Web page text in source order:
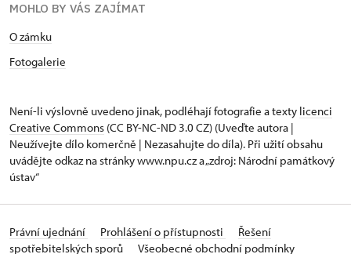
MOHLO BY VÁS ZAJÍMAT
O zámku
Fotogalerie
Není-li výslovně uvedeno jinak, podléhají fotografie a texty licenci
Creative Commons (CC BY-NC-ND 3.0 CZ) (Uveďte autora |
Neužívejte dílo komerčně | Nezasahujte do díla). Při užití obsahu
uvádějte odkaz na stránky www.npu.cz a „zdroj: Národní památkový
ústav“
Právní ujednání Prohlášení o přístupnosti
Řešení
spotřebitelských sporů
Všeobecné obchodní podmínky